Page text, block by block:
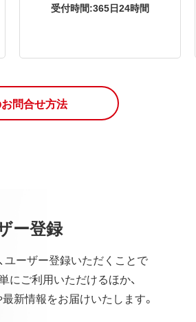
受付時間:365日24時間
問合せ方法
ー登録
ユーザー登録いただくことで
にご利用いただけるほか、
新情報をお届けいたします。